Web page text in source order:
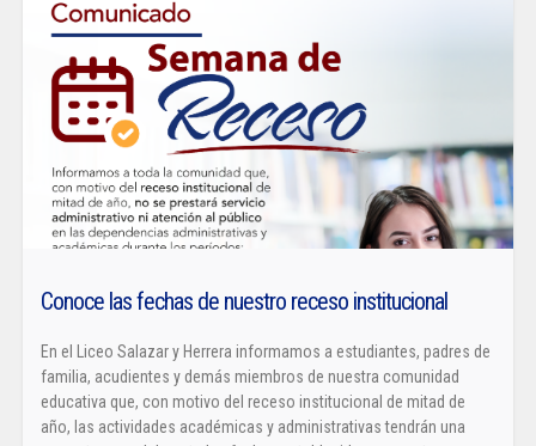
Conoce las fechas de nuestro receso institucional
En el Liceo Salazar y Herrera informamos a estudiantes, padres de
familia, acudientes y demás miembros de nuestra comunidad
educativa que, con motivo del receso institucional de mitad de
año, las actividades académicas y administrativas tendrán una